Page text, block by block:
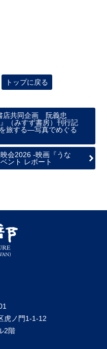
トップに戻る
店共同企画 阮義忠
（みすず書房）刊行記
旅する―写真でめぐる
会2026 -映画『うな
ント レポート
虎ノ門1-1-12
2階